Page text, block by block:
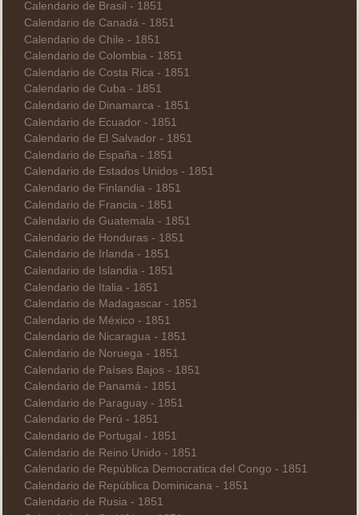
Calendario de Brasil - 1851
Calendario de Canadá - 1851
Calendario de Chile - 1851
Calendario de Colombia - 1851
Calendario de Costa Rica - 1851
Calendario de Cuba - 1851
Calendario de Dinamarca - 1851
Calendario de Ecuador - 1851
Calendario de El Salvador - 1851
Calendario de España - 1851
Calendario de Estados Unidos - 1851
Calendario de Finlandia - 1851
Calendario de Francia - 1851
Calendario de Guatemala - 1851
Calendario de Honduras - 1851
Calendario de Irlanda - 1851
Calendario de Islandia - 1851
Calendario de Italia - 1851
Calendario de Madagascar - 1851
Calendario de México - 1851
Calendario de Nicaragua - 1851
Calendario de Noruega - 1851
Calendario de Países Bajos - 1851
Calendario de Panamá - 1851
Calendario de Paraguay - 1851
Calendario de Perú - 1851
Calendario de Portugal - 1851
Calendario de Reino Unido - 1851
Calendario de República Democratica del Congo - 1851
Calendario de República Dominicana - 1851
Calendario de Rusia - 1851